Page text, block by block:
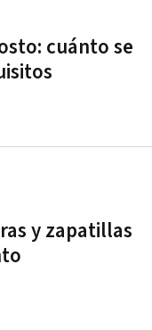
cuánto se
y zapatillas